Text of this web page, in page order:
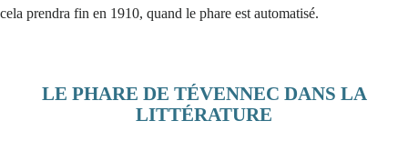
cela prendra fin en 1910, quand le phare est automatisé.
LE PHARE DE TÉVENNEC DANS LA
LITTÉRATURE